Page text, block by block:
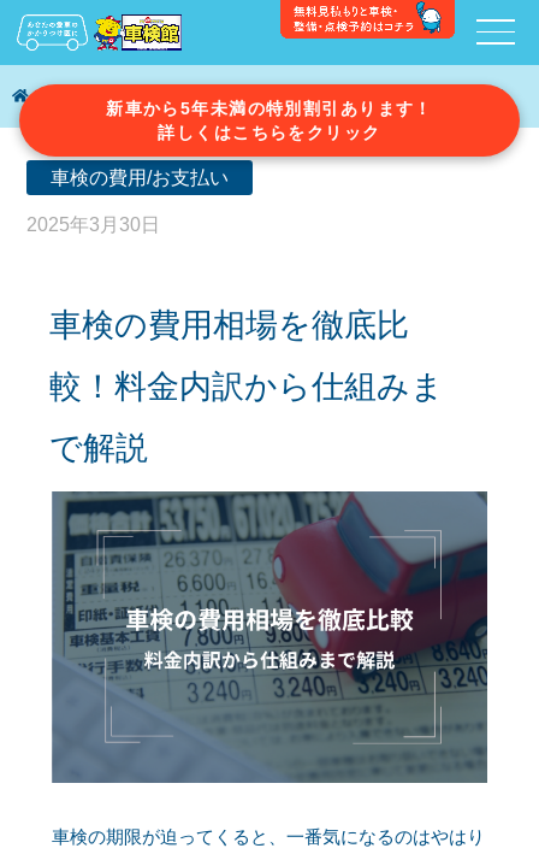
新車から5年未満の特別割引あります！
詳しくはこちらをクリック
車検ガイド 車検の費用相場を徹底比較！料金内訳から仕組みまで解説
車検の費用/お支払い
2025年3月30日
車検の費用相場を徹底比
較！料金内訳から仕組みま
で解説
車検の期限が迫ってくると、一番気になるのはやはり